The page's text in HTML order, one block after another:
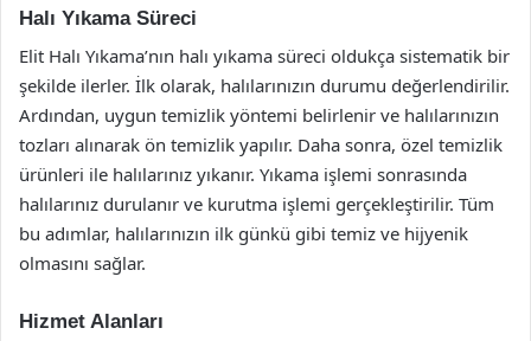
Halı Yıkama Süreci
Elit Halı Yıkama’nın halı yıkama süreci oldukça sistematik bir
şekilde ilerler. İlk olarak, halılarınızın durumu değerlendirilir.
Ardından, uygun temizlik yöntemi belirlenir ve halılarınızın
tozları alınarak ön temizlik yapılır. Daha sonra, özel temizlik
ürünleri ile halılarınız yıkanır. Yıkama işlemi sonrasında
halılarınız durulanır ve kurutma işlemi gerçekleştirilir. Tüm
bu adımlar, halılarınızın ilk günkü gibi temiz ve hijyenik
olmasını sağlar.
Hizmet Alanları